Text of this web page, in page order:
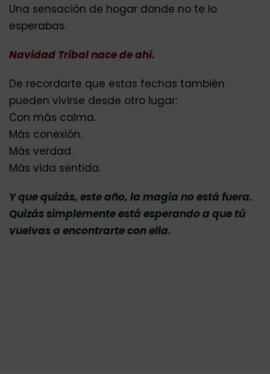
Una sensación de hogar donde no te lo
esperabas.
Navidad Tribal nace de ahí.
De recordarte que estas fechas también
pueden vivirse desde otro lugar:
Con más calma.
Más conexión.
Más verdad.
Más vida sentida.
Y que quizás, este año, la magia no está fuera.
Quizás simplemente está esperando a que tú
vuelvas a encontrarte con ella.